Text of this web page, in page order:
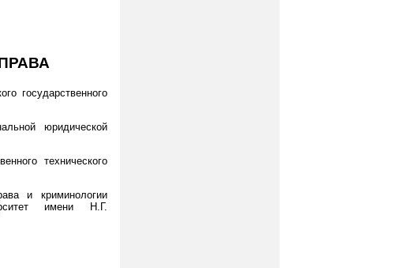
государственного
юридической
технического
и криминологии
имени Н.Г.